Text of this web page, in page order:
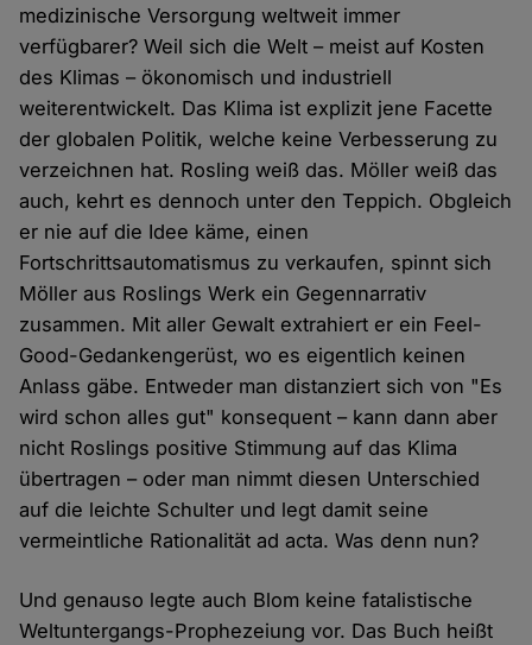
medizinische Versorgung weltweit immer
verfügbarer? Weil sich die Welt – meist auf Kosten
des Klimas – ökonomisch und industriell
weiterentwickelt. Das Klima ist explizit jene Facette
der globalen Politik, welche keine Verbesserung zu
verzeichnen hat. Rosling weiß das. Möller weiß das
auch, kehrt es dennoch unter den Teppich. Obgleich
er nie auf die Idee käme, einen
Fortschrittsautomatismus zu verkaufen, spinnt sich
Möller aus Roslings Werk ein Gegennarrativ
zusammen. Mit aller Gewalt extrahiert er ein Feel-
Good-Gedankengerüst, wo es eigentlich keinen
Anlass gäbe. Entweder man distanziert sich von "Es
wird schon alles gut" konsequent – kann dann aber
nicht Roslings positive Stimmung auf das Klima
übertragen – oder man nimmt diesen Unterschied
auf die leichte Schulter und legt damit seine
vermeintliche Rationalität ad acta. Was denn nun?
Und genauso legte auch Blom keine fatalistische
Weltuntergangs-Prophezeiung vor. Das Buch heißt